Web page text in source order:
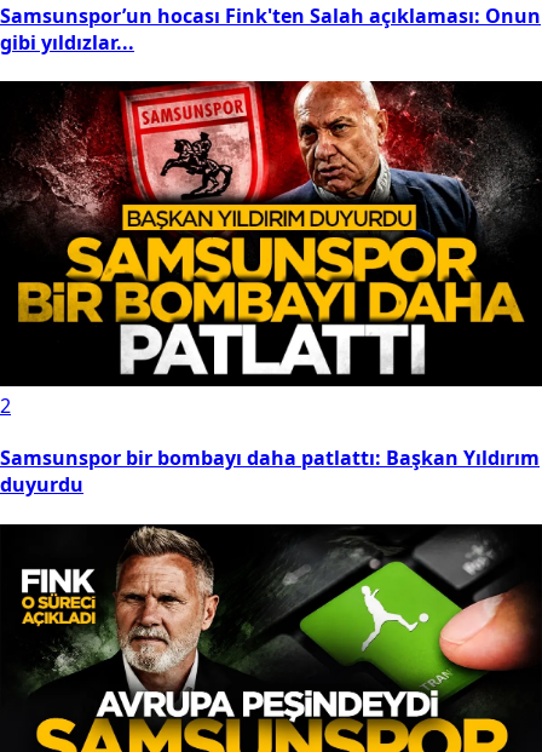
Samsunspor’un hocası Fink'ten Salah açıklaması: Onun
gibi yıldızlar...
2
Samsunspor bir bombayı daha patlattı: Başkan Yıldırım
duyurdu